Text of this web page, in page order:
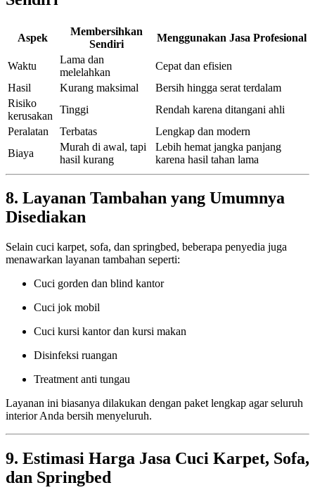
Aspek
Membersihkan
Sendiri
Menggunakan Jasa Profesional
Waktu
Lama dan
melelahkan
Cepat dan efisien
Hasil
Kurang maksimal
Bersih hingga serat terdalam
Risiko
kerusakan
Tinggi
Rendah karena ditangani ahli
Peralatan
Terbatas
Lengkap dan modern
Biaya
Murah di awal, tapi
hasil kurang
Lebih hemat jangka panjang
karena hasil tahan lama
8. Layanan Tambahan yang Umumnya
Disediakan
Selain cuci karpet, sofa, dan springbed, beberapa penyedia juga
menawarkan layanan tambahan seperti:
Cuci gorden dan blind kantor
Cuci jok mobil
Cuci kursi kantor dan kursi makan
Disinfeksi ruangan
Treatment anti tungau
Layanan ini biasanya dilakukan dengan paket lengkap agar seluruh
interior Anda bersih menyeluruh.
9. Estimasi Harga Jasa Cuci Karpet, Sofa,
dan Springbed